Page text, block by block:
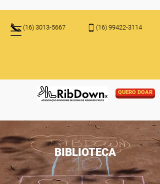
(16) 3013-5667 (16) 99422-3114
QUERO DOAR
BIBLIOTECA